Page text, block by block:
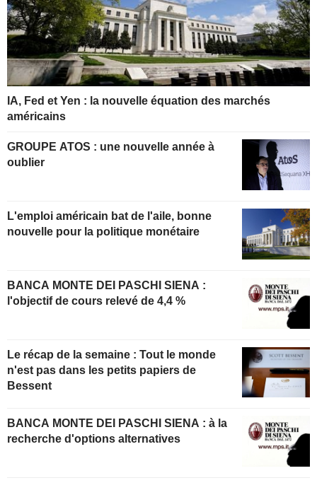
IA, Fed et Yen : la nouvelle équation des marchés
américains
GROUPE ATOS : une nouvelle année à
oublier
L'emploi américain bat de l'aile, bonne
nouvelle pour la politique monétaire
BANCA MONTE DEI PASCHI SIENA :
l'objectif de cours relevé de 4,4 %
Le récap de la semaine : Tout le monde
n'est pas dans les petits papiers de
Bessent
BANCA MONTE DEI PASCHI SIENA : à la
recherche d'options alternatives